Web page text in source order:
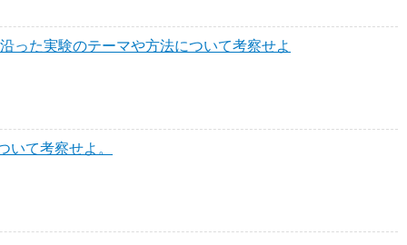
た実験のテーマや方法について考察せよ
て考察せよ。